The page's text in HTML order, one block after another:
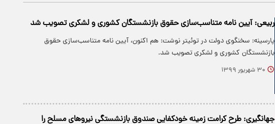
ربیعی: آیین نامه متناسب‌سازی حقوق بازنشستگان کشوری و لشکری تصویب شد
پارسینه: سخنگوی دولت در توئیتر نوشت: ‏هم اکنون، آیین نامه متناسب‌سازی حقوق
بازنشستگان کشوری و لشکری تصویب شد.
۳۰ شهریور ۱۳۹۹
جهانگیری: طرح کرامت زمینه خودکفایی صندوق بازنشستگی نیروهای مسلح را